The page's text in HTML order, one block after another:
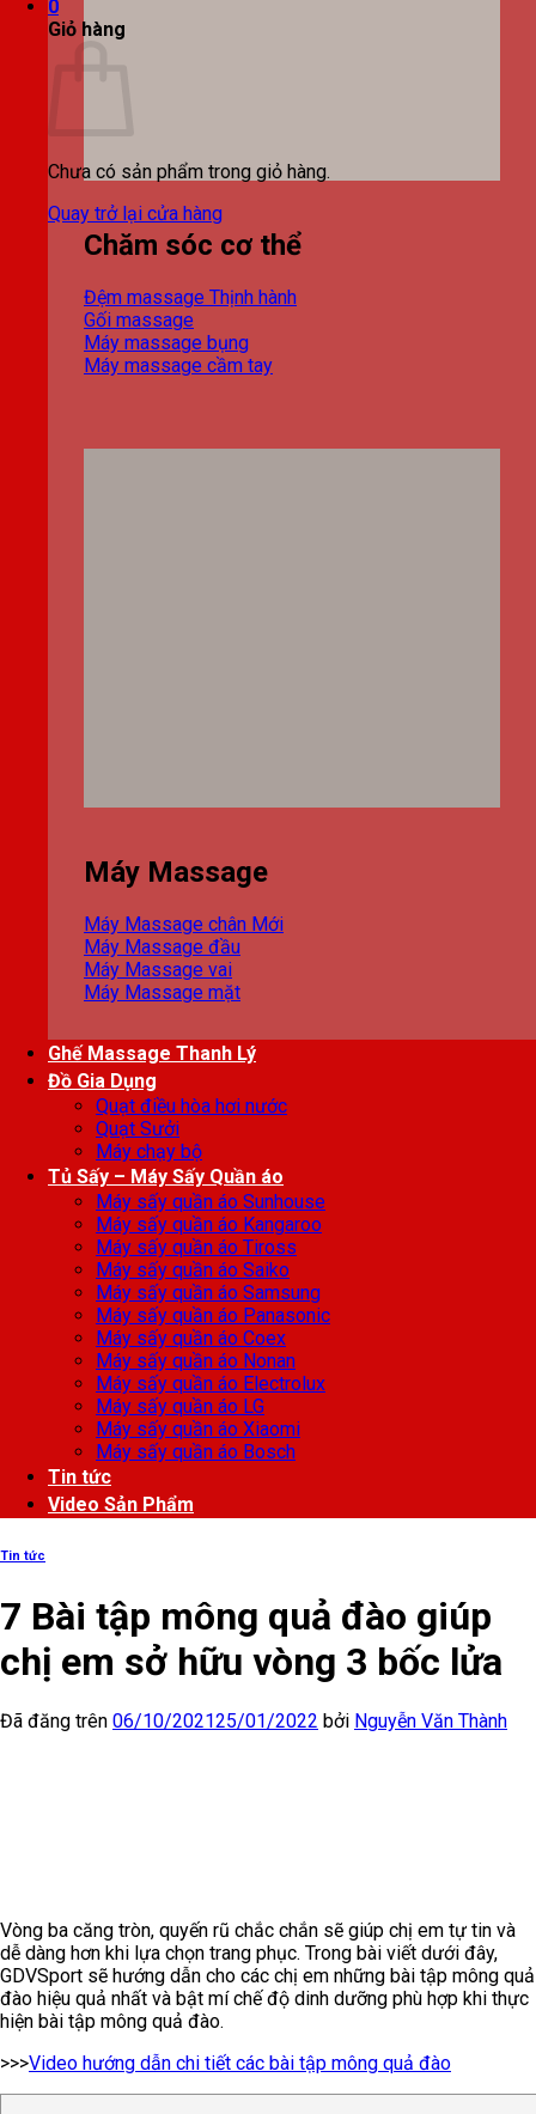
0
Giỏ hàng
Chưa có sản phẩm trong giỏ hàng.
Quay trở lại cửa hàng
Chăm sóc cơ thể
Đệm massage
Gối massage
Máy massage bụng
Máy massage cầm tay
Máy Massage
Máy Massage chân
Máy Massage đầu
Máy Massage vai
Máy Massage mặt
Ghế Massage Thanh Lý
Đồ Gia Dụng
Quạt điều hòa hơi nước
Quạt Sưởi
Máy chạy bộ
Tủ Sấy – Máy Sấy Quần áo
Máy sấy quần áo Sunhouse
Máy sấy quần áo Kangaroo
Máy sấy quần áo Tiross
Máy sấy quần áo Saiko
Máy sấy quần áo Samsung
Máy sấy quần áo Panasonic
Máy sấy quần áo Coex
Máy sấy quần áo Nonan
Máy sấy quần áo Electrolux
Máy sấy quần áo LG
Máy sấy quần áo Xiaomi
Máy sấy quần áo Bosch
Tin tức
Video Sản Phẩm
Tin tức
7 Bài tập mông quả đào giúp
chị em sở hữu vòng 3 bốc lửa
Đã đăng trên 06/10/202125/01/2022 bởi Nguyễn Văn Thành
Vòng ba căng tròn, quyến rũ chắc chắn sẽ giúp chị em tự tin và
dễ dàng hơn khi lựa chọn trang phục. Trong bài viết dưới đây,
GDVSport sẽ hướng dẫn cho các chị em những bài tập mông quả
đào hiệu quả nhất và bật mí chế độ dinh dưỡng phù hợp khi thực
hiện bài tập mông quả đào.
>>>Video hướng dẫn chi tiết các bài tập mông quả đào